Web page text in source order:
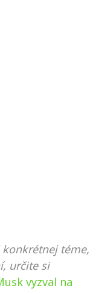
téme,
určite si
vyzval na